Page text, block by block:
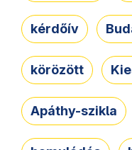
kérdőív
körözött
Apáthy-szikla